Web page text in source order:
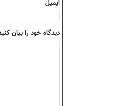
ایمیل
دیدگاه خود را بیان